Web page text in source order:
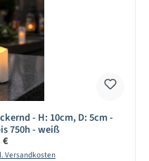
- H: 10cm, D: 5cm -
750h - weiß
Preis:
€
Versandkosten